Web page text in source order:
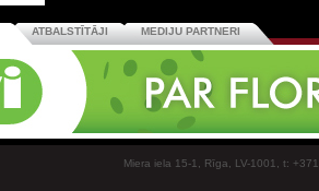
ATBALSTĪTĀJI MEDIJU PARTNERI
Miera iela 15-1, Rīga, LV-1001, t: